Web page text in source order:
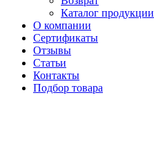
Каталог продукции
О компании
Сертификаты
Отзывы
Статьи
Контакты
Подбор товара